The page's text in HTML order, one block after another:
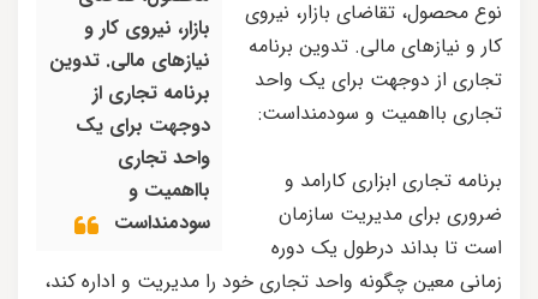
بازار، نیروی کار و
نیازهای مالی. تدوین
برنامه تجاری از
دوجهت برای یک
واحد تجاری
بااهمیت و
سودمنداست
نوع محصول، تقاضای بازار، نیروی
کار و نیازهای مالی. تدوین برنامه
تجاری از دوجهت برای یک واحد
تجاری بااهمیت و سودمنداست:
برنامه تجاری ابزاری کارامد و
ضروری برای مدیریت سازمان
است تا بداند درطول یک دوره
زمانی معین چگونه واحد تجاری خود را مدیریت و اداره کند،